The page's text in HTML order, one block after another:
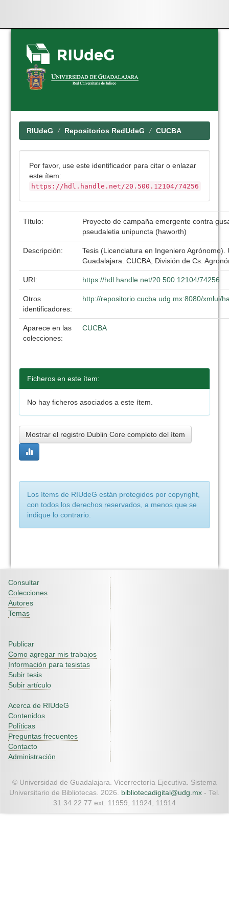
Skip
navigation
RIUdeG Repositorios RedUdeG CUCBA
Por favor, use este identificador para citar o enlazar
este ítem:
https://hdl.handle.net/20.500.12104/74256
Título:
Proyecto de campaña emergente contra
pseudaletia unipuncta (haworth)
Descripción:
Tesis (Licenciatura en Ingeniero Agrónomo).
Guadalajara. CUCBA, División de Cs.
URI: https://hdl.handle.net/20.500.12104/74256
Otros
identificadores:
http://repositorio.cucba.udg.mx:8080/xmlui/
Aparece en las
colecciones:
CUCBA
Ficheros en este ítem:
No hay ficheros asociados a este ítem.
Mostrar el registro Dublin Core completo del ítem
Los ítems de RIUdeG están protegidos por copyright,
con todos los derechos reservados, a menos que se
indique lo contrario.
Consultar
Colecciones
Autores
Temas
Publicar
Como agregar mis trabajos
Información para tesistas
Subir tesis
Subir artículo
Acerca de RIUdeG
Contenidos
Políticas
Preguntas frecuentes
Contacto
Administración
© Universidad de Guadalajara. Vicerrectoría Ejecutiva. Sistema
Universitario de Bibliotecas. 2026. bibliotecadigital@udg.mx - Tel.
31 34 22 77 ext. 11959, 11924, 11914